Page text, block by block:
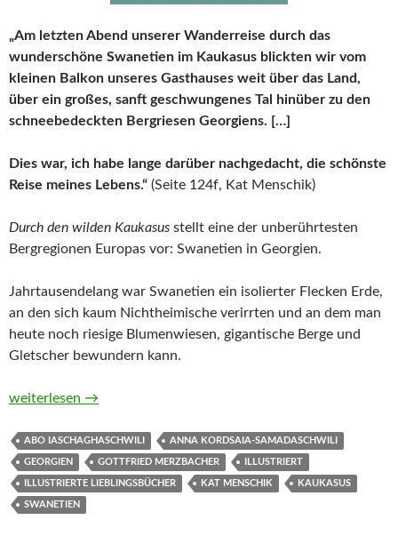
„Am letzten Abend unserer Wanderreise durch das
wunderschöne Swanetien im Kaukasus blickten wir vom
kleinen Balkon unseres Gasthauses weit über das Land,
über ein großes, sanft geschwungenes Tal hinüber zu den
schneebedeckten Bergriesen Georgiens. […]
Dies war, ich habe lange darüber nachgedacht, die schönste
Reise meines Lebens.“ (Seite 124f, Kat Menschik)
Durch den wilden Kaukasus stellt eine der unberührtesten
Bergregionen Europas vor: Swanetien in Georgien.
Jahrtausendelang war Swanetien ein isolierter Flecken Erde,
an den sich kaum Nichtheimische verirrten und an dem man
heute noch riesige Blumenwiesen, gigantische Berge und
Gletscher bewundern kann.
Durch den wilden Kaukasus. Geschichten über das
weiterlesen →
ABO IASCHAGHASCHWILI ANNA KORDSAIA-SAMADASCHWILI
GEORGIEN GOTTFRIED MERZBACHER ILLUSTRIERT
ILLUSTRIERTE LIEBLINGSBÜCHER KAT MENSCHIK KAUKASUS
SWANETIEN